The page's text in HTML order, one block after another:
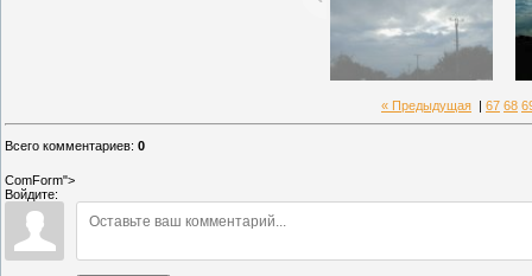
« Предыдущая 67 68
Всего комментариев: 0
ComForm">
Войдите: